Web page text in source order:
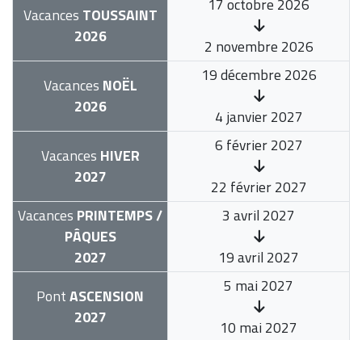
Vacances TOUSSAINT
2026
17 octobre 2026
2 novembre 2026
Vacances NOËL
2026
19 décembre 2026
4 janvier 2027
Vacances HIVER
2027
6 février 2027
22 février 2027
Vacances PRINTEMPS /
PÂQUES
2027
3 avril 2027
19 avril 2027
PontASCENSION
2027
5 mai 2027
10 mai 2027